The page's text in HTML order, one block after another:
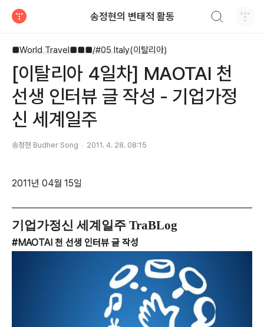
송정현의 변태적 활동
■World Travel■■■/#05 Italy(이탈리아)
[이탈리아 4일차] MAOTAI 천
선생 인터뷰 글 작성 - 기업가정
신 세계일주
송정현 Budher Song 2011. 4. 28. 08:15
2011년 04월 15일
기업가정신 세계일주 TraBLog
#MAOTAI 천 선생 인터뷰 글 작성